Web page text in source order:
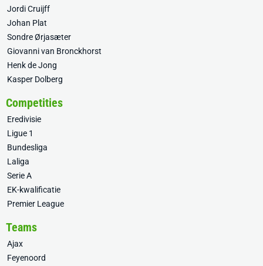
Jordi Cruijff
Johan Plat
Sondre Ørjasæter
Giovanni van Bronckhorst
Henk de Jong
Kasper Dolberg
Competities
Eredivisie
Ligue 1
Bundesliga
Laliga
Serie A
EK-kwalificatie
Premier League
Teams
Ajax
Feyenoord